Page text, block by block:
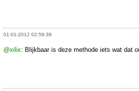
01-01-2012 02:59:39
@xilix: Blijkbaar is deze methode iets wat dat